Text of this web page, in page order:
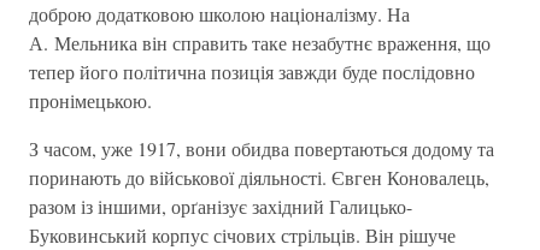
доброю додатковою школою націоналізму. На
А. Мельника він справить таке незабутнє враження, що
тепер його політична позиція завжди буде послідовно
пронімецькою.
З часом, уже 1917, вони обидва повертаються додому та
поринають до військової діяльності. Євген Коновалець,
разом із іншими, орґанізує західний Галицько-
Буковинський корпус січових стрільців. Він рішуче